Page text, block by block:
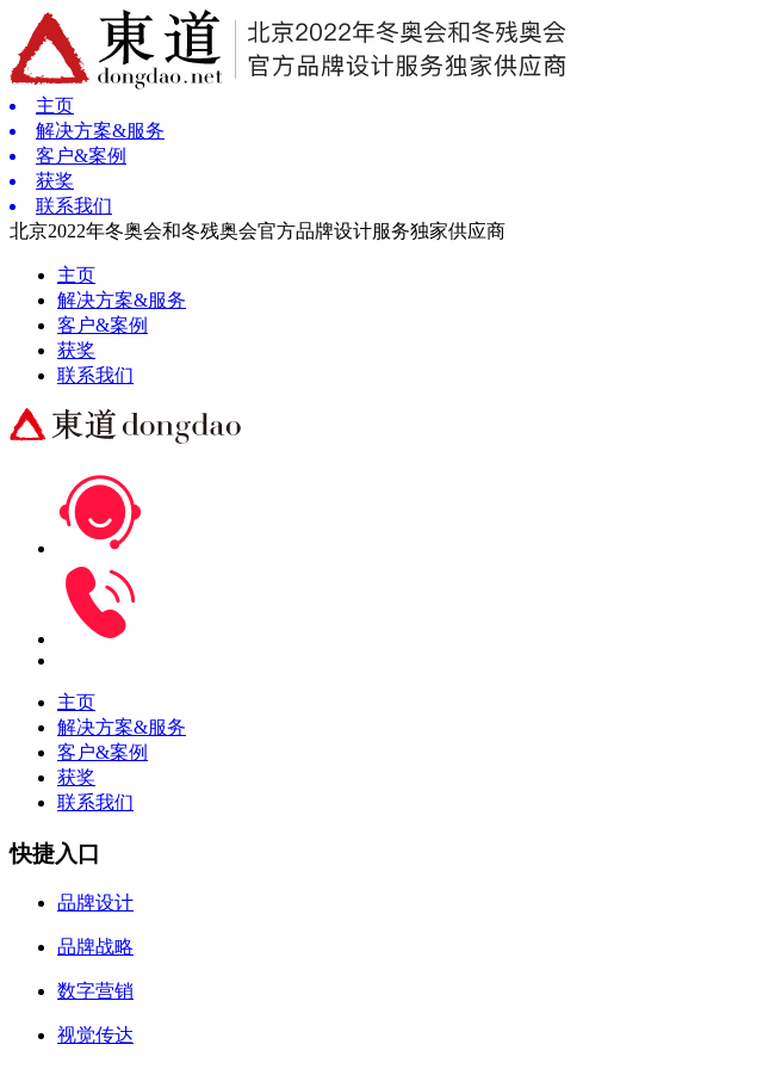
主页
解决方案&服务
客户&案例
获奖
联系我们
北京2022年冬奥会和冬残奥会官方品牌设计服务独家供应商
主页
解决方案&服务
客户&案例
获奖
联系我们
主页
解决方案&服务
客户&案例
获奖
联系我们
快捷入口
品牌设计
品牌战略
数字营销
视觉传达